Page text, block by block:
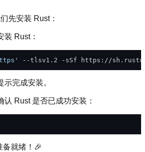
先安装 Rust：
装 Rust：
完成安装。
认 Rust 是否已成功安装：
备就绪！🎉